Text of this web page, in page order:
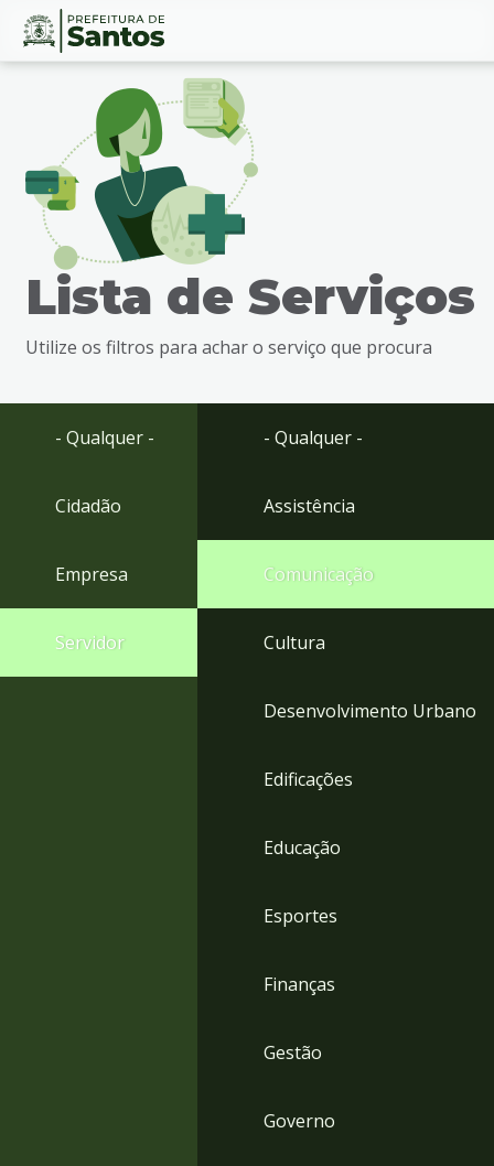
Ir
busca
Ir
Conteúdo
Lista de Serviços
Utilize os filtros para achar o serviço que procura
- Qualquer -
Cidadão
Empresa
Servidor
- Qualquer -
Assistência
Comunicação
Cultura
Desenvolvimento Urbano
Edificações
Educação
Esportes
Finanças
Gestão
Governo